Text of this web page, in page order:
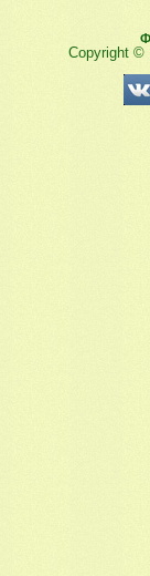
Copyright ©